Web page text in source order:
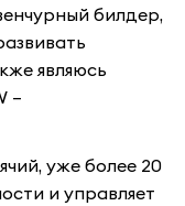
билдер,
являюсь
–
уже более 20
и управляет